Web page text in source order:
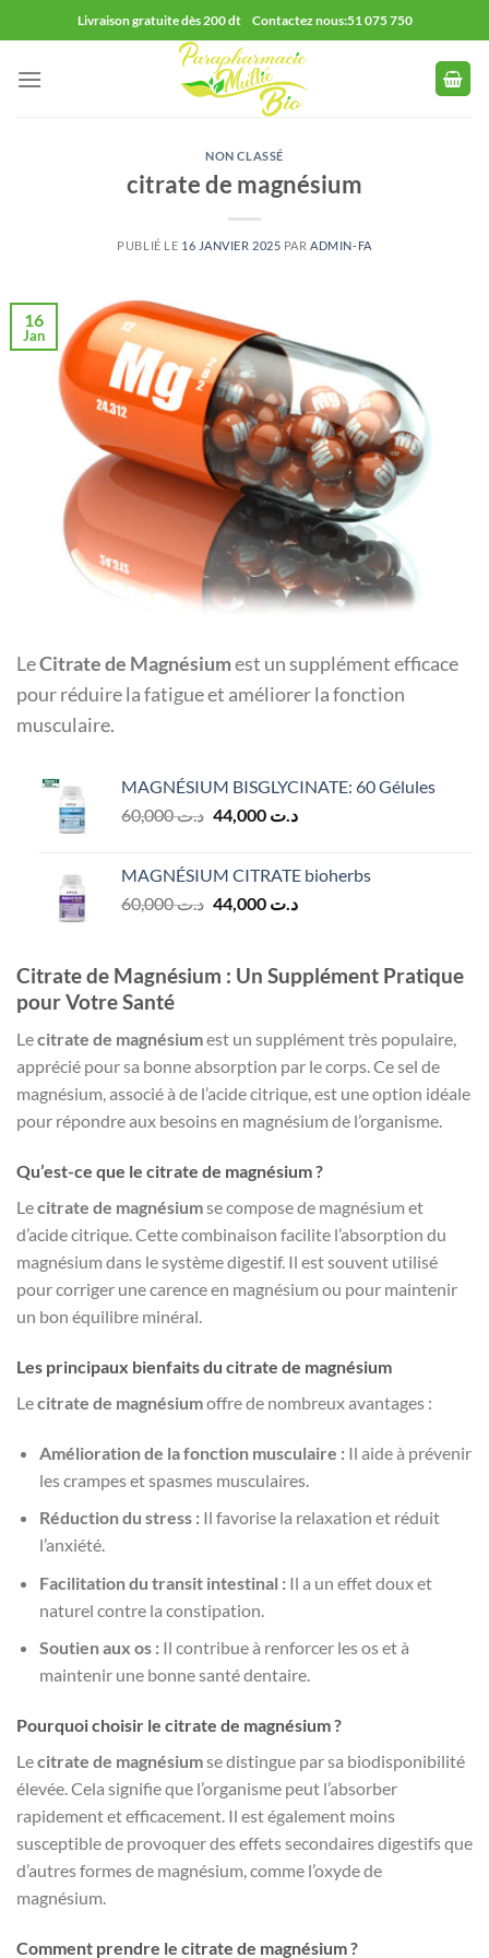
au
contenu
Livraison gratuite dès 200 dt Contactez nous:51 075 750
NON CLASSÉ
citrate de magnésium
PUBLIÉ LE 16 JANVIER 2025 PAR ADMIN-FA
16
Jan
LeCitrate de Magnésiumest un supplément efficace
pour réduire la fatigue et améliorer la fonction
musculaire.
MAGNÉSIUM BISGLYCINATE: 60 Gélules
د.ت60,000
Le
était :
د.ت 60,000.
د.ت 44,000
Le
est :
MAGNÉSIUM CITRATE bioherbs
د.ت60,000
Le
était :
د.ت 60,000.
د.ت 44,000
Le
est :
Citrate de Magnésium : Un Supplément Pratique
pour Votre Santé
Lecitrate de magnésiumest un supplément très populaire,
apprécié pour sa bonne absorption par le corps. Ce sel de
magnésium, associé à de l’acide citrique, est une option idéale
pour répondre aux besoins en magnésium de l’organisme.
Qu’est-ce que le citrate de magnésium ?
Lecitrate de magnésiumse compose de magnésium et
d’acide citrique. Cette combinaison facilite l’absorption du
magnésium dans le système digestif. Il est souvent utilisé
pour corriger une carence en magnésium ou pour maintenir
un bon équilibre minéral.
Les principaux bienfaits du citrate de magnésium
Lecitrate de magnésiumoffre de nombreux avantages :
Amélioration de la fonction musculaire :Il aide à prévenir
les crampes et spasmes musculaires.
Réduction du stress :Il favorise la relaxation et réduit
l’anxiété.
Facilitation du transit intestinal :Il a un effet doux et
naturel contre la constipation.
Soutien aux os :Il contribue à renforcer les os et à
maintenir une bonne santé dentaire.
Pourquoi choisir le citrate de magnésium ?
Lecitrate de magnésiumse distingue par sa biodisponibilité
élevée. Cela signifie que l’organisme peut l’absorber
rapidement et efficacement. Il est également moins
susceptible de provoquer des effets secondaires digestifs que
d’autres formes de magnésium, comme l’oxyde de
magnésium.
Comment prendre le citrate de magnésium ?